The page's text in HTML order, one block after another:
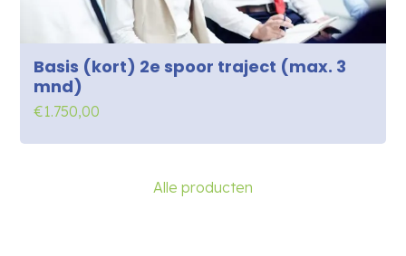
Basis (kort) 2e spoor traject (max. 3
mnd)
€1.750,00
Alle producten